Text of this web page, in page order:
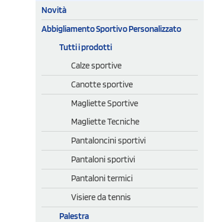
Novità
Abbigliamento Sportivo Personalizzato
Tutti i prodotti
Calze sportive
Canotte sportive
Magliette Sportive
Magliette Tecniche
Pantaloncini sportivi
Pantaloni sportivi
Pantaloni termici
Visiere da tennis
Palestra